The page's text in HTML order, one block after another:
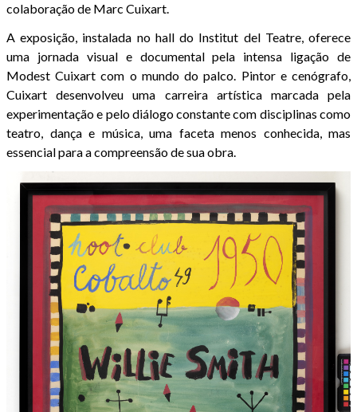
colaboração de Marc Cuixart.
A exposição, instalada no hall do Institut del Teatre, oferece
uma jornada visual e documental pela intensa ligação de
Modest Cuixart com o mundo do palco. Pintor e cenógrafo,
Cuixart desenvolveu uma carreira artística marcada pela
experimentação e pelo diálogo constante com disciplinas como
teatro, dança e música, uma faceta menos conhecida, mas
essencial para a compreensão de sua obra.